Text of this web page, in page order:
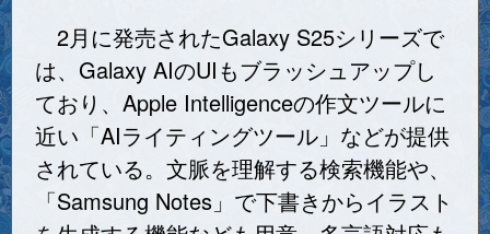
2月に発売されたGalaxy S25シリーズで
は、Galaxy AIのUIもブラッシュアップし
ており、Apple Intelligenceの作文ツールに
近い「AIライティングツール」などが提供
されている。文脈を理解する検索機能や、
「Samsung Notes」で下書きからイラスト